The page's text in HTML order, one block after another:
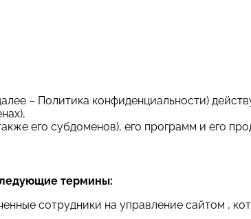
– Политика конфиденциальности)
его субдоменов), его программ и его
термины:
сотрудники на управление сайтом ,